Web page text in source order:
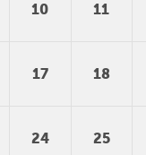
10 11
17 18
24 25